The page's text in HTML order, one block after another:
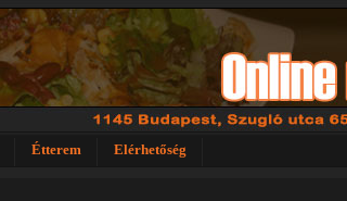
Étterem Elérhetőség